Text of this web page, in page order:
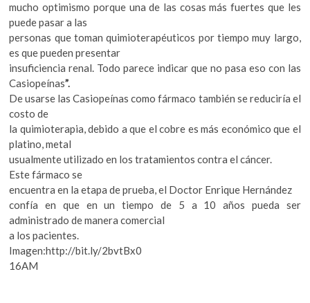
mucho optimismo porque una de las cosas más fuertes que les
puede pasar a las
personas que toman quimioterapéuticos por tiempo muy largo,
es que pueden presentar
insuficiencia renal. Todo parece indicar que no pasa eso con las
Casiopeínas”.
De usarse las Casiopeínas como fármaco también se reduciría el
costo de
la quimioterapia, debido a que el cobre es más económico que el
platino, metal
usualmente utilizado en los tratamientos contra el cáncer.
Este fármaco se
encuentra en la etapa de prueba, el Doctor Enrique Hernández
confía en que en un tiempo de 5 a 10 años pueda ser
administrado de manera comercial
a los pacientes.
Imagen:http://bit.ly/2bvtBx0
16AM